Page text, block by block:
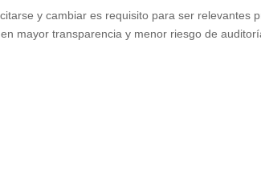
y cambiar es requisito para ser relevantes
mayor transparencia y menor riesgo de